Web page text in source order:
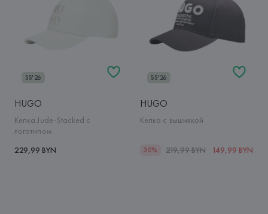
SS'26
HUGO
Кепка Jude-Stacked с
логотипом
229,99 BYN
SS'26
HUGO
Кепка с вышивкой
30% 219,99 BYN 149,99 BYN